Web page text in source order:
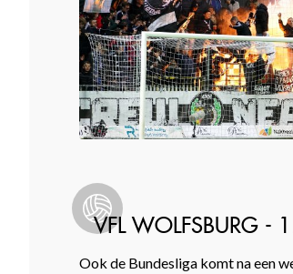
VFL WOLFSBURG -
Ook de Bundesliga komt na een